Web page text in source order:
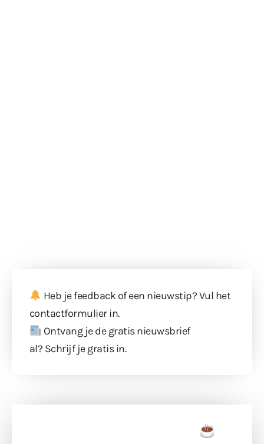
Heb je feedback of een nieuwstip? Vul het
contactformulierin.
Ontvang je de gratis nieuwsbrief
al? Schrijf je gratis in.